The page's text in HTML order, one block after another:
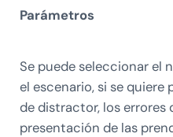
Parámetros
Se puede seleccionar el
el escenario, si se quiere
de distractor, los errores
presentación de las